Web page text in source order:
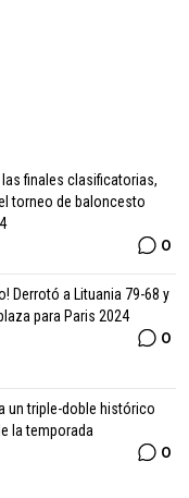
finales clasificatorias,
torneo de baloncesto
0
Derrotó a Lituania 79-68 y
para Paris 2024
0
un triple-doble histórico
la temporada
0